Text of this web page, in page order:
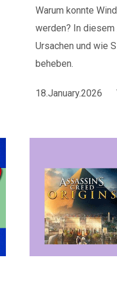
Warum konnte
werden? In
Ursachen und wie
beheben.
18.January.2026